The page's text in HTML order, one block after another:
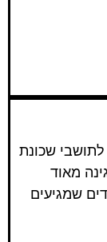
שכונת
מאוד
שמגיעים